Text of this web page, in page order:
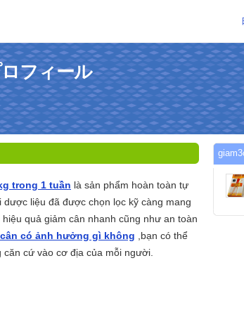
フィール
trong 1 tuần là sản phẩm hoàn toàn tự
liệu đã được chọn lọc kỹ càng mang
hiệu quả giảm cân nhanh cũng như an toàn
có ảnh hưởng gì không ,bạn có thể
cứ vào cơ địa của mỗi người.